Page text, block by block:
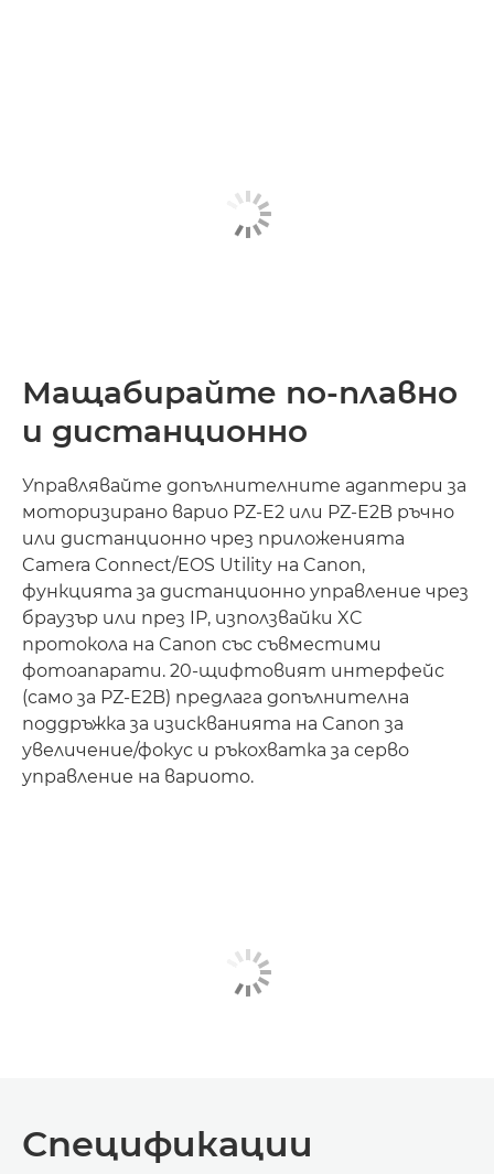
Мащабирайте по-плавно
и дистанционно
Управлявайте допълнителните адаптери за
моторизирано варио PZ-E2 или PZ-E2B ръчно
или дистанционно чрез приложенията
Camera Connect/EOS Utility на Canon,
функцията за дистанционно управление чрез
браузър или през IP, използвайки XC
протокола на Canon със съвместими
фотоапарати. 20-щифтовият интерфейс
(само за PZ-E2B) предлага допълнителна
поддръжка за изискванията на Canon за
увеличение/фокус и ръкохватка за серво
управление на вариото.
Спецификации